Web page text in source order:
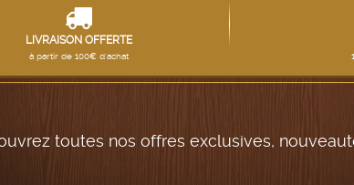
LIVRAISON OFFERTE
à partir de 100€ d'achat
toutes nos offres exclusives,